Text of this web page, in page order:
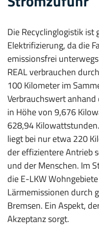
Die Recyclinglogistik
Elektrifizierung, da die
emissionsfrei
REAL verbrauchen
100 Kilometer im
Verbrauchswert
in Höhe von 9,676
628,94
liegt bei nur etwa 220
der effizientere Antrieb
und der Menschen. Im
die E-LKW
Lärmemissionen durch
Bremsen. Ein Aspekt,
Akzeptanz sorgt.